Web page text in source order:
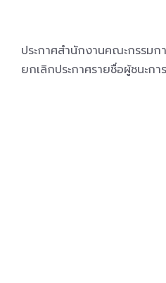
ประกาศสำนักงานคณะกรรมก
ยกเลิกประกาศรายชื่อผู้ชนะกา